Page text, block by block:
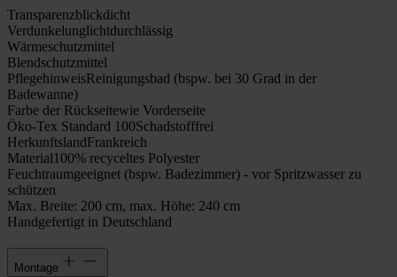
Transparenzblickdicht
Verdunkelunglichtdurchlässig
Wärmeschutzmittel
Blendschutzmittel
PflegehinweisReinigungsbad (bspw. bei 30 Grad in der
Badewanne)
Farbe der Rückseitewie Vorderseite
Öko-Tex Standard 100Schadstofffrei
HerkunftslandFrankreich
Material100% recyceltes Polyester
Feuchtraumgeeignet (bspw. Badezimmer) - vor Spritzwasser zu
schützen
Max. Breite: 200 cm, max. Höhe: 240 cm
Handgefertigt in Deutschland
Montage